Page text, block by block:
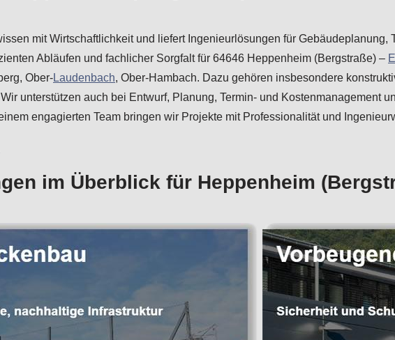
mit Wirtschaftlichkeit und liefert Ingenieurlösungen für
Abläufen und fachlicher Sorgfalt für 64646 Heppenheim (Bergstraße) –
Ober-Laudenbach, Ober-Hambach. Dazu gehören insbesondere
unterstützen auch bei Entwurf, Planung, Termin- und Kostenmanagement
engagierten Team bringen wir Projekte mit Professionalität und
im Überblick für Heppenheim